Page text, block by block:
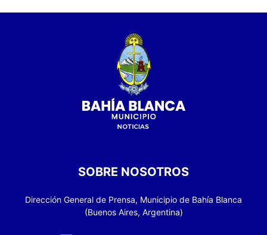
SOBRE NOSOTROS
Dirección General de Prensa, Municipio de Bahía Blanca
(Buenos Aires, Argentina)